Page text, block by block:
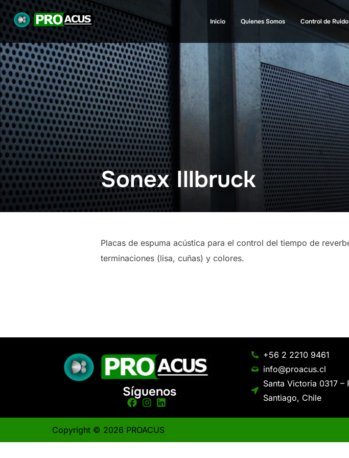
Inicio Quienes Somos Control de Ruido
Sonex Illbruck
Placas de espuma acústica para el control del tiempo de
terminaciones (lisa, cuñas) y colores.
Síguenos
+56 2 2210 9461
info@proacus.cl
Santa Victoria 0317
Santiago, Chile
Copyright © 2026 PROACUS